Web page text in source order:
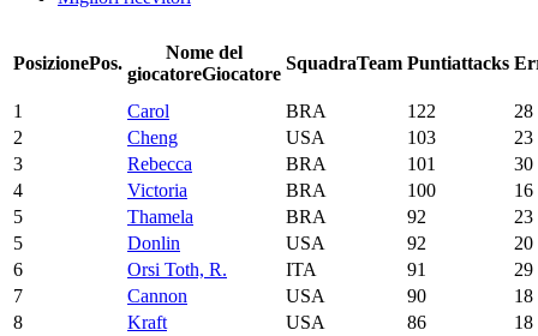
PosizionePos.
Nome del
giocatoreGiocatore
SquadraTeam Puntiattacks
1 Carol BRA 122
28
2
Cheng USA 103
23
3
Rebecca BRA 101
30
4
Victoria BRA 100
16
5
Thamela BRA 92
23
5
Donlin USA 92
20
6
Orsi Toth, R. ITA 91
29
7
Cannon USA 90
18
8
Kraft USA 86
18